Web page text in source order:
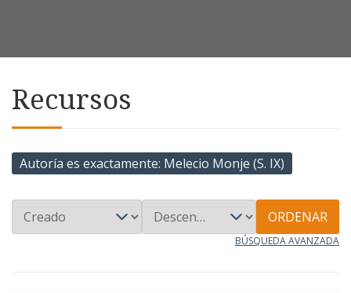
Recursos
Autoría es exactamente Melecio Monje (S. IX)
ORDENAR
BÚSQUEDA AVANZADA